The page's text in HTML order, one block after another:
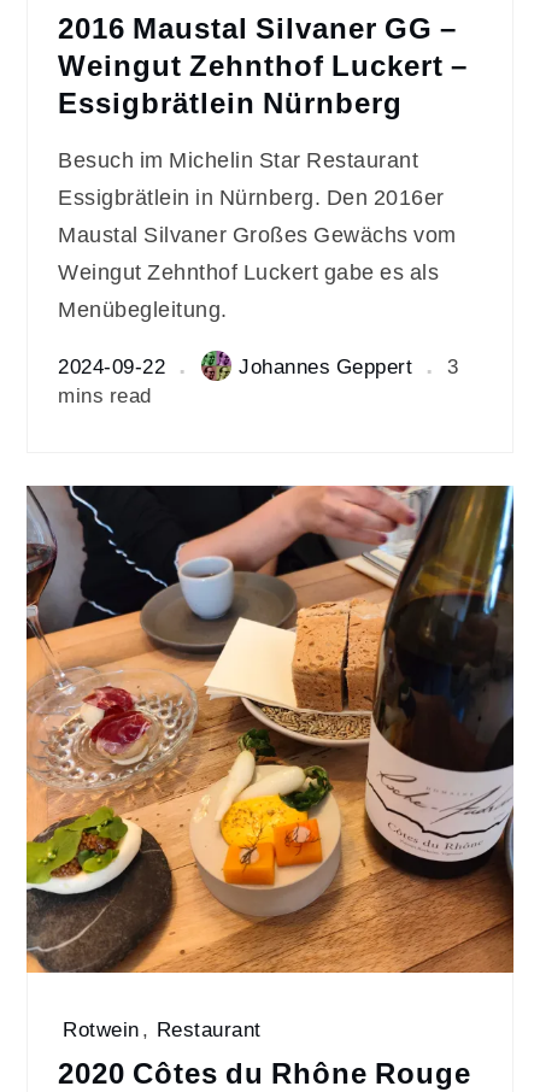
2016 Maustal Silvaner GG –
Weingut Zehnthof Luckert –
Essigbrätlein Nürnberg
Besuch im Michelin Star Restaurant
Essigbrätlein in Nürnberg. Den 2016er
Maustal Silvaner Großes Gewächs vom
Weingut Zehnthof Luckert gabe es als
Menübegleitung.
2024-09-22 Johannes Geppert
3
mins read
Rotwein, Restaurant
2020 Côtes du Rhône Rouge